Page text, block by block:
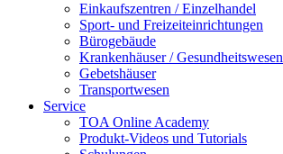
Einkaufszentren / Einzelhandel
Sport- und Freizeiteinrichtungen
Bürogebäude
Krankenhäuser / Gesundheitswesen
Gebetshäuser
Transportwesen
Service
TOA Online Academy
Produkt-Videos und Tutorials